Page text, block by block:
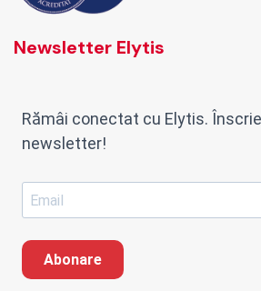
Newsletter Elytis
Rămâi conectat cu Elytis.
newsletter!
Abonare